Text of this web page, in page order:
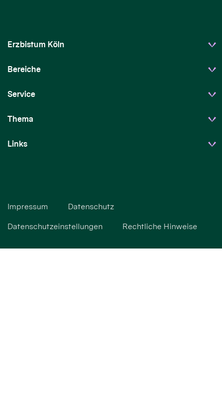
Erzbistum Köln
Bereiche
Service
Thema
Links
Impressum Datenschutz
Datenschutzeinstellungen Rechtliche Hinweise